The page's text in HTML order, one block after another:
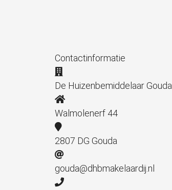
Contactinformatie
De Huizenbemiddelaar Gouda
Walmolenerf 44
2807 DG Gouda
gouda@dhbmakelaardij.nl